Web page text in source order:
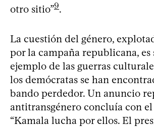
otro sitio”9.
La cuestión del género,
por la campaña republicana, es
ejemplo de las guerras
los demócratas se han
bando perdedor. Un anuncio
antitransgénero concluía con el
“Kamala lucha por ellos. El